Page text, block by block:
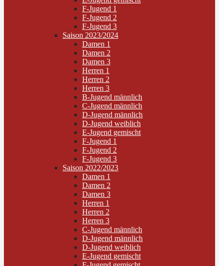
F-Jugend 1
F-Jugend 2
F-Jugend 3
Saison 2023/2024
Damen 1
Damen 2
Damen 3
Herren 1
Herren 2
Herren 3
B-Jugend männlich
C-Jugend männlich
D-Jugend männlich
D-Jugend weiblich
E-Jugend gemischt
F-Jugend 1
F-Jugend 2
F-Jugend 3
Saison 2022/2023
Damen 1
Damen 2
Damen 3
Herren 1
Herren 2
Herren 3
C-Jugend männlich
D-Jugend männlich
D-Jugend weiblich
E-Jugend gemischt